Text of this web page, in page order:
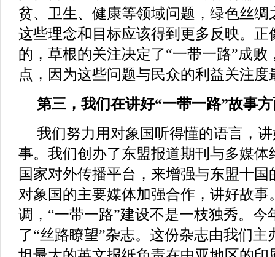
贫、卫生、健康等领域问题，绿色丝
这些理念和目标应该得到更多反映。正
的，草根的关注决定了“一带一路”成败
点，因为这些问题与民众的利益关注度
第三，我们在讲好“一带一路”故事
我们努力用对象国听得懂的语言，
事。我们创办了东盟报道期刊与多媒体
国家对外传播平台，来增强与东盟十
对象国的主要媒体加强合作，讲好故
调，“一带一路”建设不是一枝独秀。今
了“丝路瞭望”杂志。这份杂志由我们